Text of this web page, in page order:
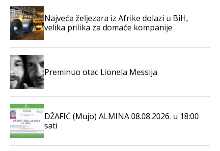
Najveća željezara iz Afrike dolazi u BiH,
velika prilika za domaće kompanije
Preminuo otac Lionela Messija
DŽAFIĆ (Mujo) ALMINA 08.08.2026. u 18:00
sati